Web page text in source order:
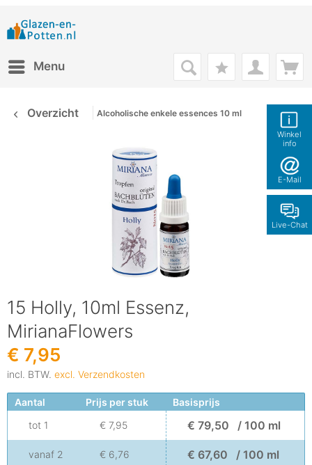
Winkel
info
E-Mail
Live-Chat
Menu
Overzicht Alcoholische enkele essences 10 ml
15 Holly, 10ml Essenz,
MirianaFlowers
€ 7,95
incl. BTW. excl. Verzendkosten
Aantal Prijs per stuk
Basisprijs
tot 1 € 7,95 € 79,50 / 100 ml
vanaf 2 € 6,76 € 67,60 / 100 ml